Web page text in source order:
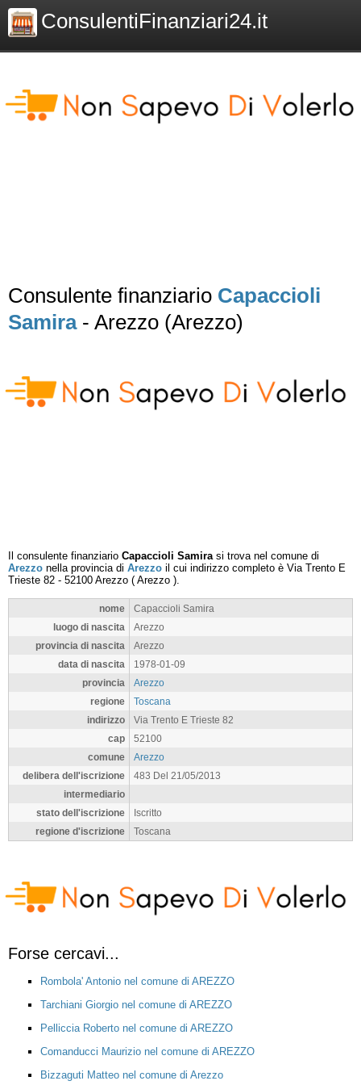
ConsulentiFinanziari24.it
Consulente finanziario Capaccioli
Samira- Arezzo (Arezzo)
Il consulente finanziario Capaccioli Samirasi trova nel comune di
Arezzo nella provincia di Arezzo il cui indirizzo completo è Via Trento E
Trieste 82 - 52100 Arezzo ( Arezzo ).
nome
Capaccioli Samira
luogo di nascita
Arezzo
provincia di nascita
Arezzo
data di nascita
1978-01-09
provincia
Arezzo
regione
Toscana
indirizzo
Via Trento E Trieste 82
cap
52100
comune
Arezzo
delibera dell'iscrizione
483 Del 21/05/2013
intermediario
stato dell'iscrizione
Iscritto
regione d'iscrizione
Toscana
Forse cercavi...
Rombola' Antonio nel comune di AREZZO
Tarchiani Giorgio nel comune di AREZZO
Pelliccia Roberto nel comune di AREZZO
Comanducci Maurizio nel comune di AREZZO
Bizzaguti Matteo nel comune di Arezzo